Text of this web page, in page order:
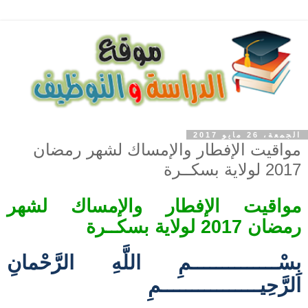
الجمعة، 26 مايو 2017
مواقيت الإفطار والإمساك لشهر رمضان
2017 لولاية بسكــرة
مواقيت الإفطار والإمساك لشهر
رمضان 2017 لولاية بسكــرة
بِسْــــــــــــــمِ اللَّهِ الرَّحْمانِ
الرَّحِيــــــــــــــــمِ